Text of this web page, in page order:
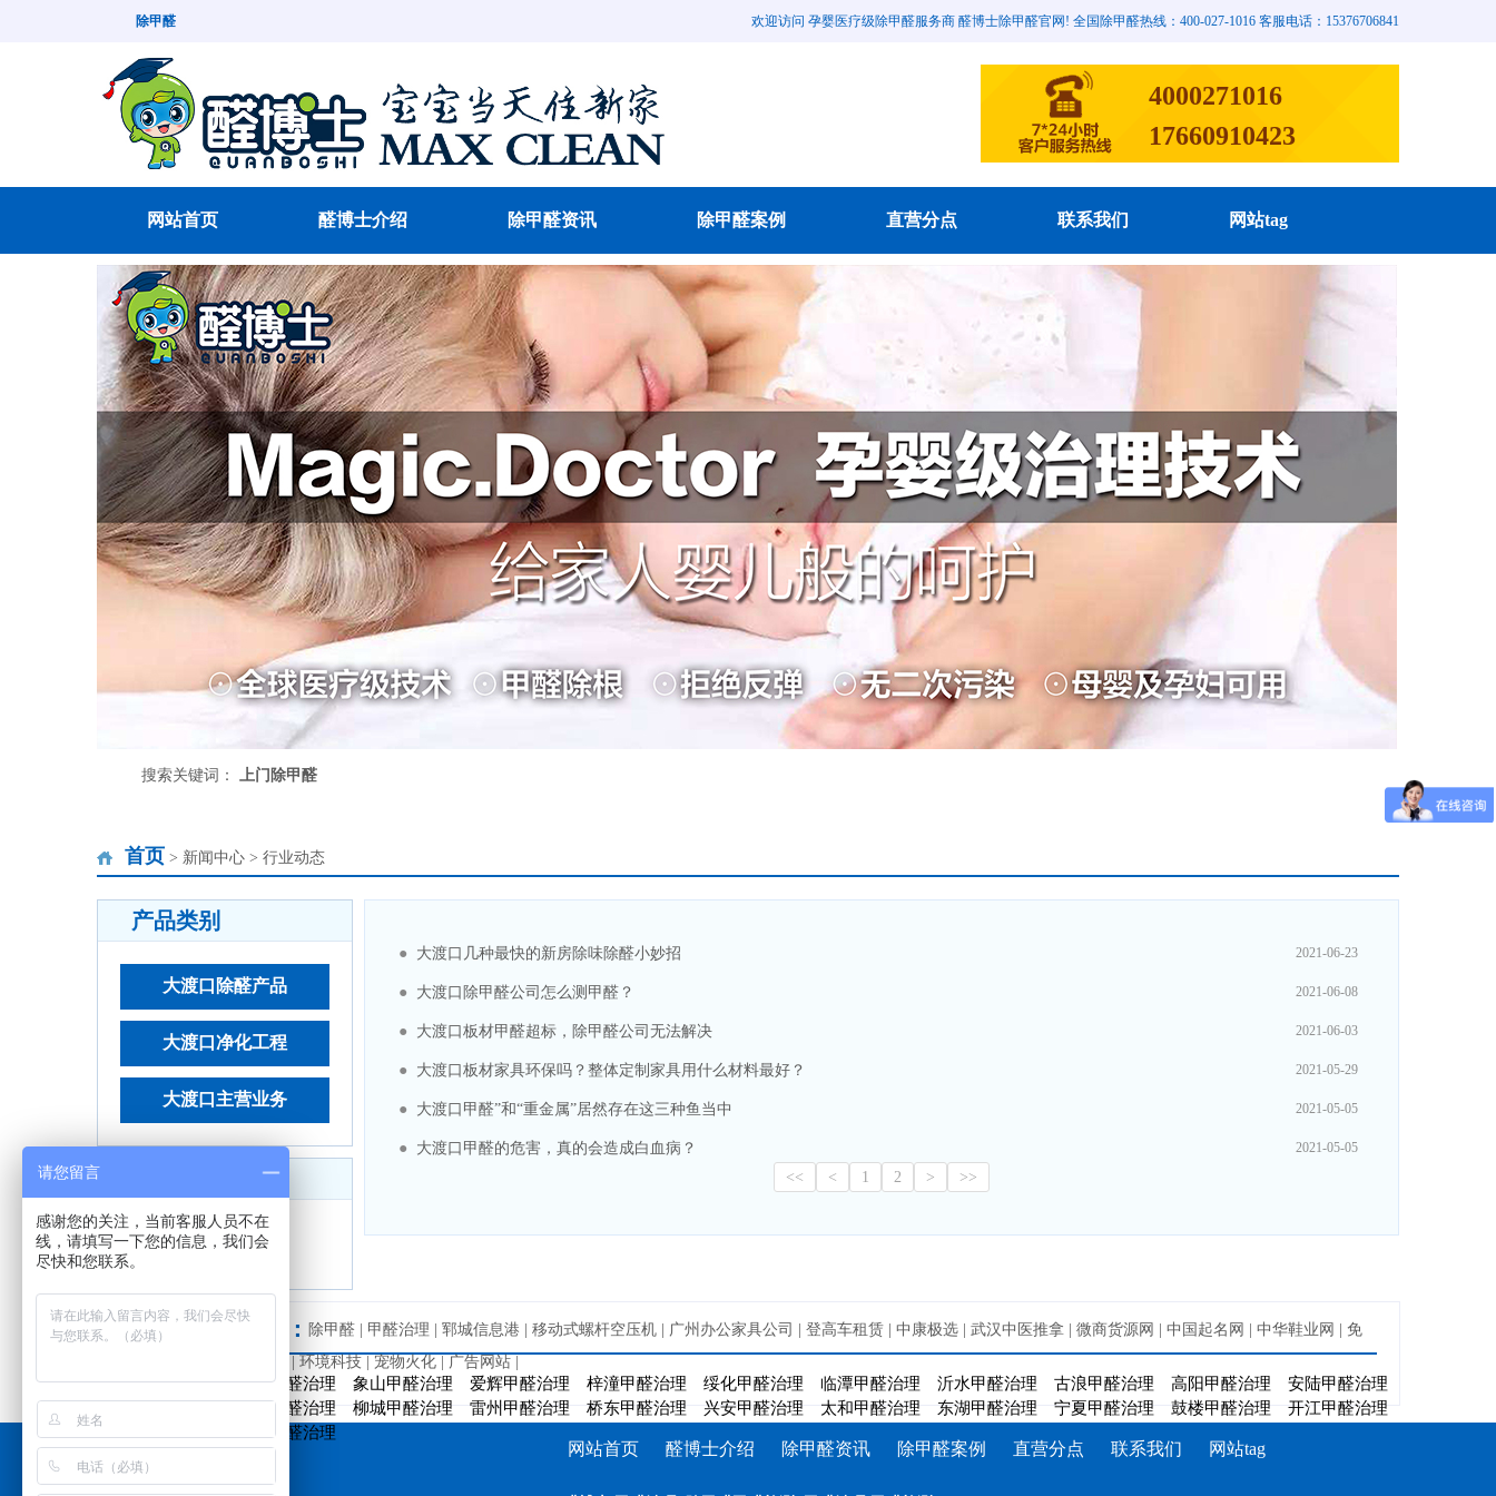
欢迎访问 孕婴医疗级除甲醛服务商 醛博士除甲醛官网! 全国除甲醛热线：400-027-1016 客服电话：15376706841
除甲醛
4000271016
17660910423
网站首页 醛博士介绍 除甲醛资讯 除甲醛案例 直营分点 联系我们 网站tag
搜索关键词： 上门除甲醛
首页 > 新闻中心 > 行业动态
产品类别
大渡口除醛产品
大渡口净化工程
大渡口主营业务
7*24小时热线：
4000271016
2021-06-23
● 大渡口几种最快的新房除味除醛小妙招
2021-06-08
● 大渡口除甲醛公司怎么测甲醛？
2021-06-03
● 大渡口板材甲醛超标，除甲醛公司无法解决
2021-05-29
● 大渡口板材家具环保吗？整体定制家具用什么材料最好？
2021-05-05
● 大渡口甲醛”和“重金属”居然存在这三种鱼当中
2021-05-05
● 大渡口甲醛的危害，真的会造成白血病？
<<
< 1 2 > >>
友情链接： 除甲醛 甲醛治理 郓城信息港 移动式螺杆空压机 广州办公家具公司 登高车租赁 中康极选 武汉中医推拿 微商货源网 中国起名网 中华鞋业网
免
环境科技 宠物火化 广告网站
海原甲醛治理 江北甲醛治理 象山甲醛治理 爱辉甲醛治理 梓潼甲醛治理 绥化甲醛治理 临潭甲醛治理 沂水甲醛治理 古浪甲醛治理 高阳甲醛治理
安陆甲醛治理
宝安甲醛治理 柳城甲醛治理 雷州甲醛治理 桥东甲醛治理 兴安甲醛治理 太和甲醛治理 东湖甲醛治理 宁夏甲醛治理 鼓楼甲醛治理
开江甲醛治理
桃源甲醛治理
网站首页 醛博士介绍 除甲醛资讯 除甲醛案例 直营分点 联系我们 网站tag
请您留言
感谢您的关注，当前客服人员不在
线，请填写一下您的信息，我们会
尽快和您联系。